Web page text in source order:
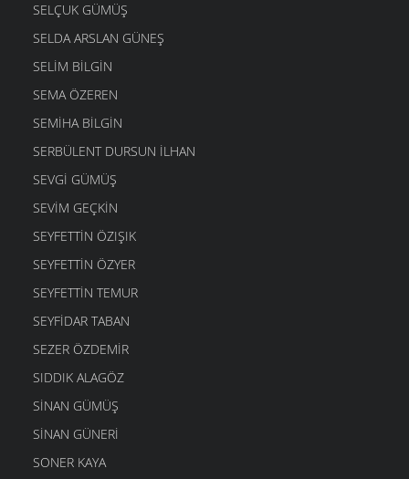
SELÇUK GÜMÜŞ
SELDA ARSLAN GÜNEŞ
SELIM BILGIN
SEMA ÖZEREN
SEMIHA BILGIN
SERBÜLENT DURSUN İLHAN
SEVGI GÜMÜŞ
SEVIM GEÇKIN
SEYFETTIN ÖZIŞIK
SEYFETTIN ÖZYER
SEYFETTIN TEMUR
SEYFIDAR TABAN
SEZER ÖZDEMIR
SIDDIK ALAGÖZ
SINAN GÜMÜŞ
SINAN GÜNERI
SONER KAYA